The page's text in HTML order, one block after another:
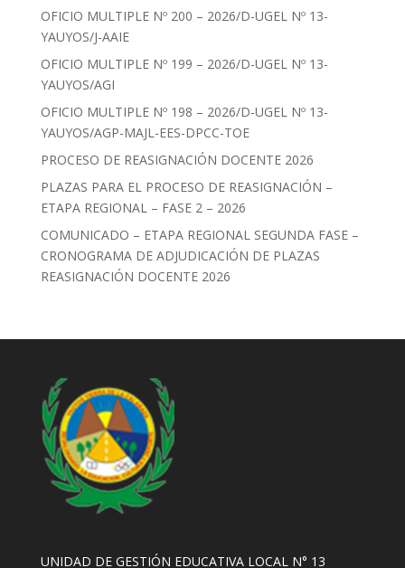
OFICIO MULTIPLE Nº 200 – 2026/D-UGEL Nº 13-
YAUYOS/J-AAIE
OFICIO MULTIPLE Nº 199 – 2026/D-UGEL Nº 13-
YAUYOS/AGI
OFICIO MULTIPLE Nº 198 – 2026/D-UGEL Nº 13-
YAUYOS/AGP-MAJL-EES-DPCC-TOE
PROCESO DE REASIGNACIÓN DOCENTE 2026
PLAZAS PARA EL PROCESO DE REASIGNACIÓN –
ETAPA REGIONAL – FASE 2 – 2026
COMUNICADO – ETAPA REGIONAL SEGUNDA FASE –
CRONOGRAMA DE ADJUDICACIÓN DE PLAZAS
REASIGNACIÓN DOCENTE 2026
UNIDAD DE GESTIÓN EDUCATIVA LOCAL N° 13